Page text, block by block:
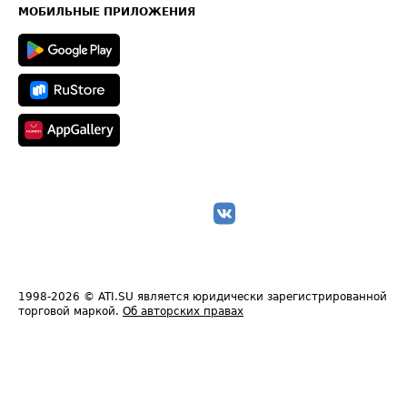
Техническая информация
МОБИЛЬНЫЕ ПРИЛОЖЕНИЯ
1998-2026 © ATI.SU является юридически зарегистрированной
торговой маркой. Об авторских правах